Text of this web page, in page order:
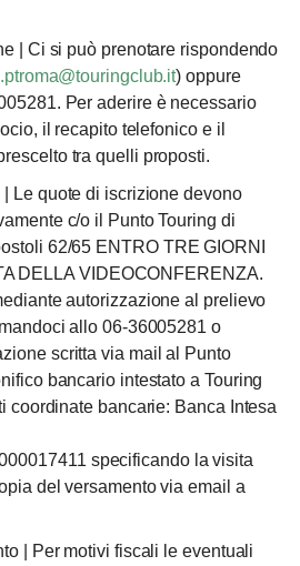
| Ci si può prenotare rispondendo
) oppure
Per aderire è necessario
il recapito telefonico e il
tra quelli proposti.
| Le quote di iscrizione devono
c/o il Punto Touring di
62/65 ENTRO TRE GIORNI
DELLA VIDEOCONFERENZA.
autorizzazione al prelievo
allo 06-36005281 o
scritta via mail al Punto
bancario intestato a Touring
coordinate bancarie: Banca Intesa
specificando la visita
del versamento via email a
| Per motivi fiscali le eventuali